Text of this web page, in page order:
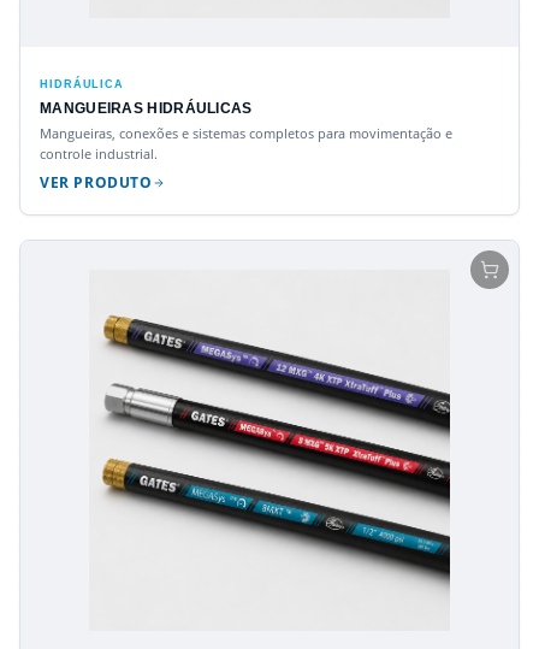
HIDRÁULICA
MANGUEIRAS HIDRÁULICAS
Mangueiras, conexões e sistemas completos para movimentação e
controle industrial.
VER PRODUTO